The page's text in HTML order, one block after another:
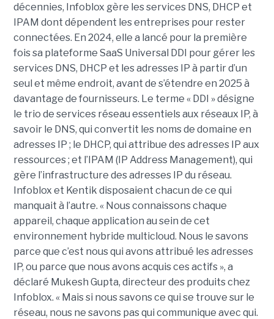
décennies, Infoblox gère les services DNS, DHCP et
IPAM dont dépendent les entreprises pour rester
connectées. En 2024, elle a lancé pour la première
fois sa plateforme SaaS Universal DDI pour gérer les
services DNS, DHCP et les adresses IP à partir d’un
seul et même endroit, avant de s’étendre en 2025 à
davantage de fournisseurs. Le terme « DDI » désigne
le trio de services réseau essentiels aux réseaux IP, à
savoir le DNS, qui convertit les noms de domaine en
adresses IP ; le DHCP, qui attribue des adresses IP aux
ressources ; et l’IPAM (IP Address Management), qui
gère l’infrastructure des adresses IP du réseau.
Infoblox et Kentik disposaient chacun de ce qui
manquait à l’autre. « Nous connaissons chaque
appareil, chaque application au sein de cet
environnement hybride multicloud. Nous le savons
parce que c’est nous qui avons attribué les adresses
IP, ou parce que nous avons acquis ces actifs », a
déclaré Mukesh Gupta, directeur des produits chez
Infoblox. « Mais si nous savons ce qui se trouve sur le
réseau, nous ne savons pas qui communique avec qui.